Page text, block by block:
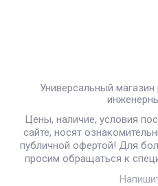
Универсальный
Цены, наличие, условия
сайте, носят
публичной офертой! Для
просим обращаться к